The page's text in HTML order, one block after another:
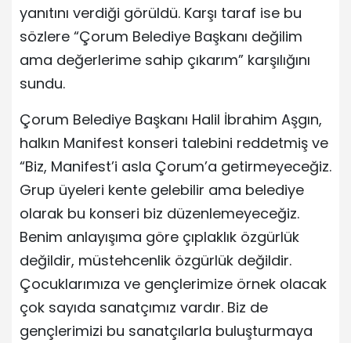
yanıtını verdiği görüldü. Karşı taraf ise bu
sözlere “Çorum Belediye Başkanı değilim
ama değerlerime sahip çıkarım” karşılığını
sundu.
Çorum Belediye Başkanı Halil İbrahim Aşgın,
halkın Manifest konseri talebini reddetmiş ve
“Biz, Manifest’i asla Çorum’a getirmeyeceğiz.
Grup üyeleri kente gelebilir ama belediye
olarak bu konseri biz düzenlemeyeceğiz.
Benim anlayışıma göre çıplaklık özgürlük
değildir, müstehcenlik özgürlük değildir.
Çocuklarımıza ve gençlerimize örnek olacak
çok sayıda sanatçımız vardır. Biz de
gençlerimizi bu sanatçılarla buluşturmaya